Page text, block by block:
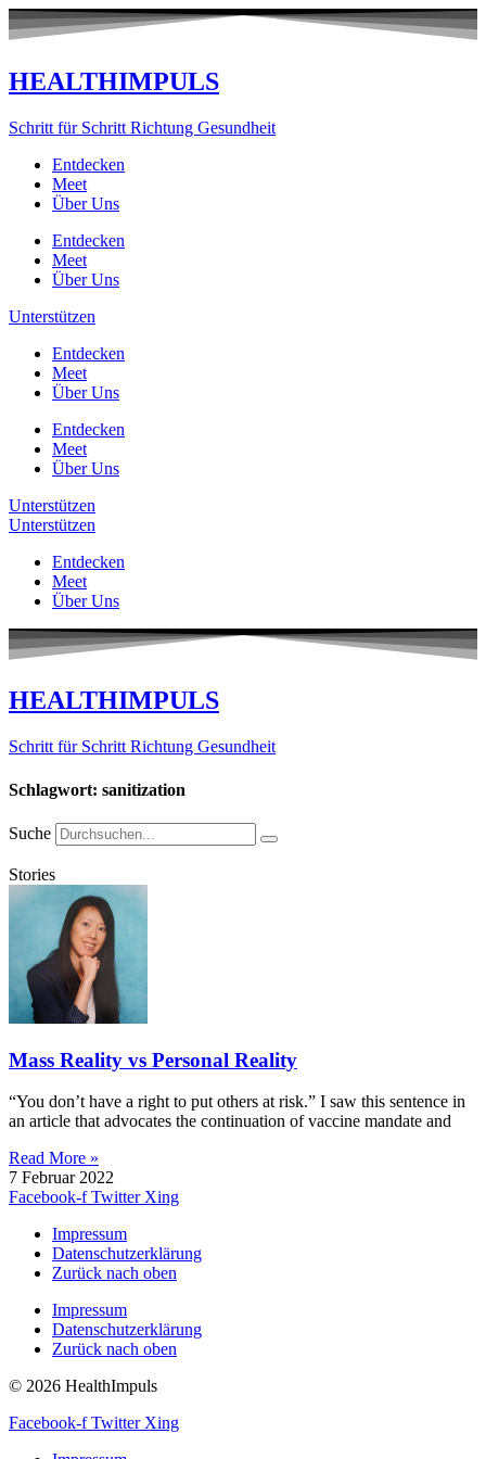
Zum
Inhalt
HEALTHIMPULS
Schritt für Schritt Richtung Gesundheit
Entdecken
Meet
Über Uns
Entdecken
Meet
Über Uns
Unterstützen
Entdecken
Meet
Über Uns
Entdecken
Meet
Über Uns
Unterstützen
Unterstützen
Entdecken
Meet
Über Uns
HEALTHIMPULS
Schritt für Schritt Richtung Gesundheit
Schlagwort: sanitization
Suche
Stories
Mass Reality vs Personal Reality
“You don’t have a right to put others at risk.” I saw this sentence in
an article that advocates the continuation of vaccine mandate and
Read More »
7 Februar 2022
Facebook-f Twitter Xing
Impressum
Datenschutzerklärung
Zurück nach oben
Impressum
Datenschutzerklärung
Zurück nach oben
© 2026 HealthImpuls
Facebook-f Twitter Xing